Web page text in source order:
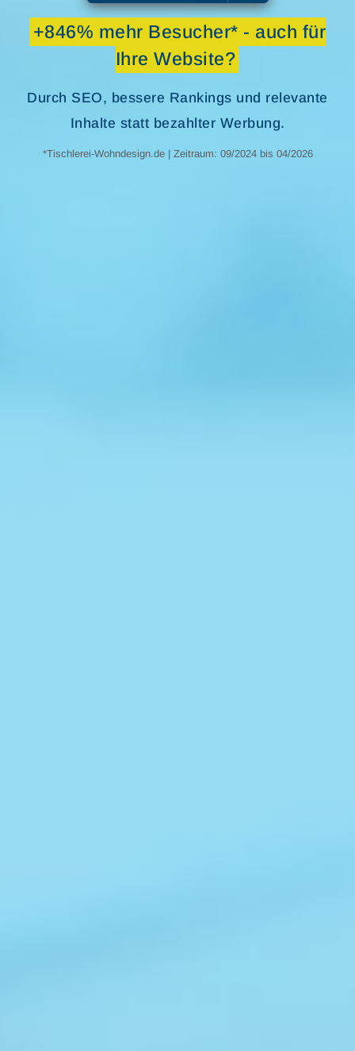
+846% mehr Besucher* - auch für
Ihre Website?
Durch SEO, bessere Rankings und relevante
Inhalte statt bezahlter Werbung.
*Tischlerei-Wohndesign.de | Zeitraum: 09/2024 bis 04/2026